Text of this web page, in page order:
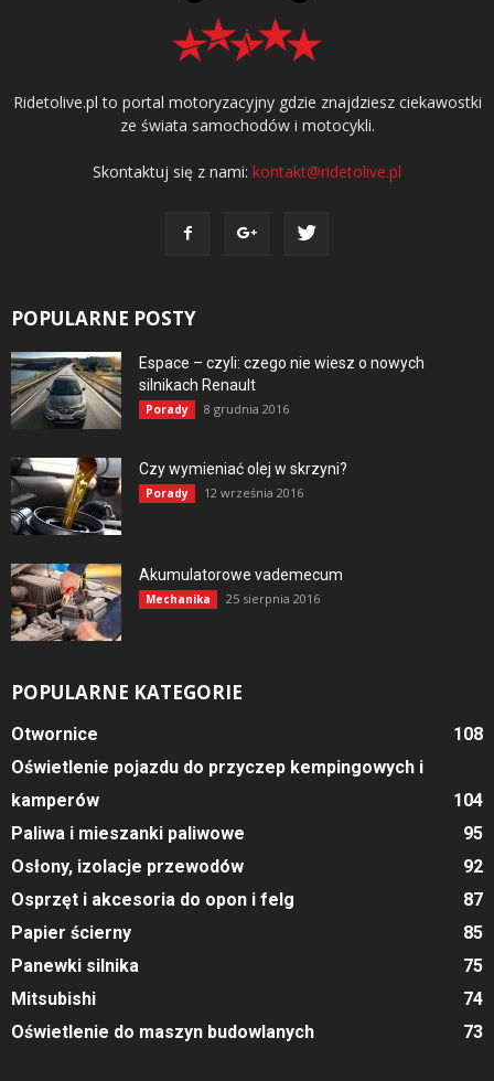
Ridetolive.pl to portal motoryzacyjny gdzie znajdziesz ciekawostki
ze świata samochodów i motocykli.
Skontaktuj się z nami: kontakt@ridetolive.pl
POPULARNE POSTY
Espace – czyli: czego nie wiesz o nowych
silnikach Renault
Porady 8 grudnia 2016
Czy wymieniać olej w skrzyni?
Porady 12 września 2016
Akumulatorowe vademecum
Mechanika 25 sierpnia 2016
POPULARNE KATEGORIE
Otwornice
108
Oświetlenie pojazdu do przyczep kempingowych i
kamperów
104
Paliwa i mieszanki paliwowe
95
Osłony, izolacje przewodów
92
Osprzęt i akcesoria do opon i felg
87
Papier ścierny
85
Panewki silnika
75
Mitsubishi
74
Oświetlenie do maszyn budowlanych
73